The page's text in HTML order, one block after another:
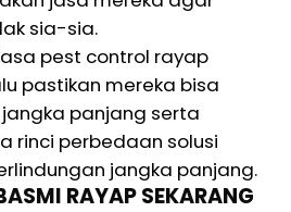
sia-sia.
pest control rayap
pastikan mereka bisa
panjang serta
rinci perbedaan solusi
jangka panjang.
RAYAP SEKARANG